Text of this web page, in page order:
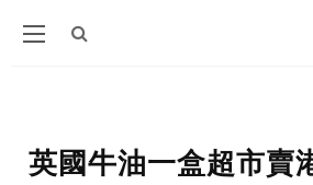
英國牛油一盒超市賣